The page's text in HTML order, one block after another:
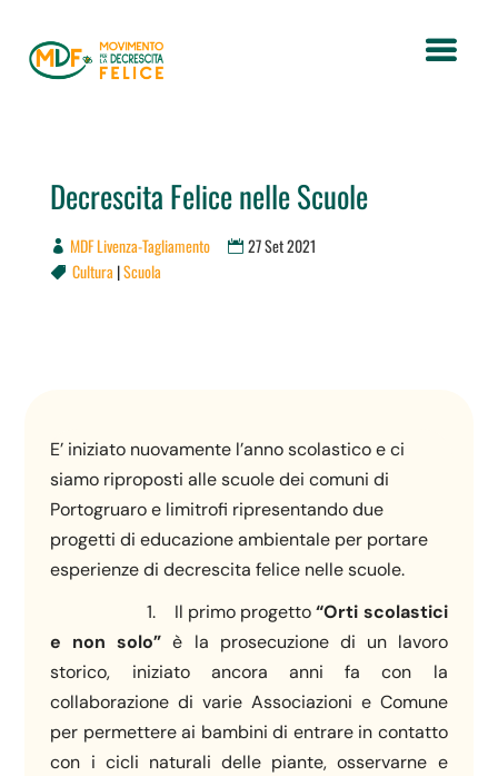
Decrescita Felice nelle Scuole
MDF Livenza-Tagliamento 27 Set 2021
 Cultura |Scuola
E’ iniziato nuovamente l’anno scolastico e ci
siamo riproposti alle scuole dei comuni di
Portogruaro e limitrofi ripresentando due
progetti di educazione ambientale per portare
esperienze di decrescita felice nelle scuole.
1. Il primo progetto“Orti scolastici
e non solo” è la prosecuzione di un lavoro
storico, iniziato ancora anni fa con la
collaborazione di varie Associazioni e Comune
per permettere ai bambini di entrare in contatto
con i cicli naturali delle piante, osservarne e